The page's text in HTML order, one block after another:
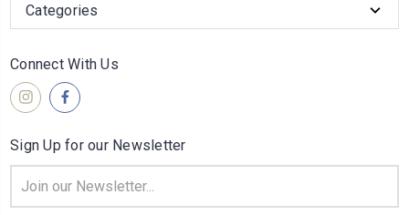
Categories
Connect With Us
Sign Up for our Newsletter
Address